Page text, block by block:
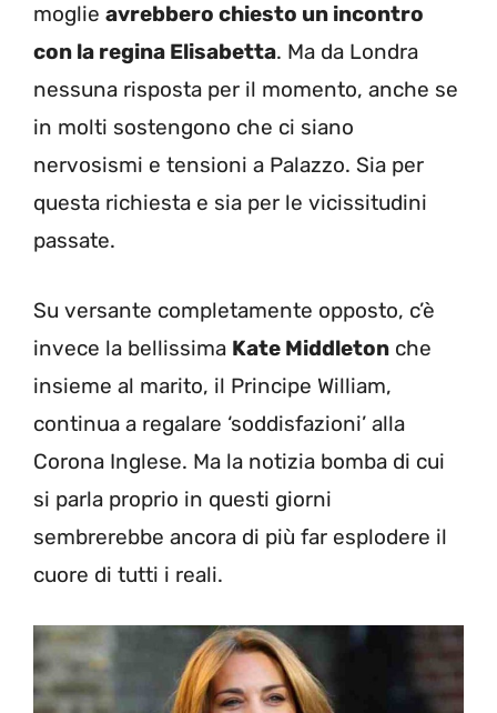
moglie avrebbero chiesto un incontro
con la regina Elisabetta. Ma da Londra
nessuna risposta per il momento, anche se
in molti sostengono che ci siano
nervosismi e tensioni a Palazzo. Sia per
questa richiesta e sia per le vicissitudini
passate.
Su versante completamente opposto, c’è
invece la bellissima Kate Middleton che
insieme al marito, il Principe William,
continua a regalare ‘soddisfazioni’ alla
Corona Inglese. Ma la notizia bomba di cui
si parla proprio in questi giorni
sembrerebbe ancora di più far esplodere il
cuore di tutti i reali.